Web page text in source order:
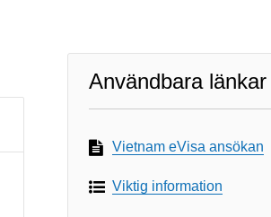
Användbara länkar
Vietnam eVisa ansökan
Viktig information